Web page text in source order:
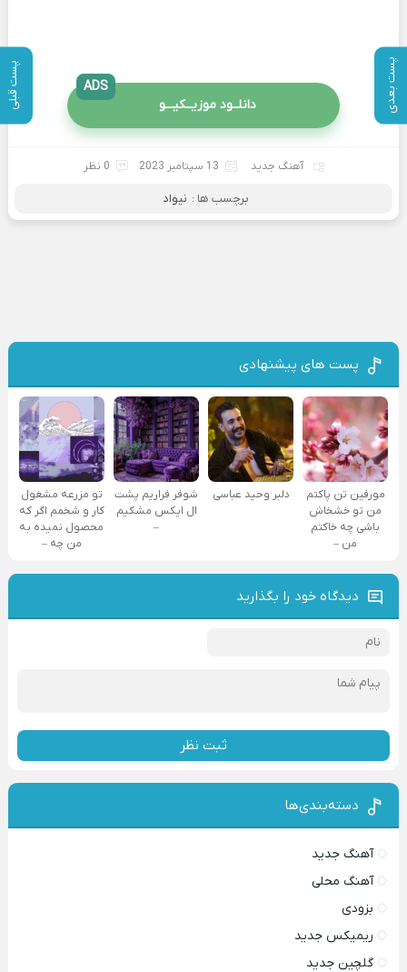
پست بعدی پست قبلی دانلــود موزیــکیـــو
ADS
آهنگ جدید 13 سپتامبر 2023 0 نظر
برچسب ها : نیواد
پست های پیشنهادی
مورفین تن پاکتم
من تو خشخاش
باشی چه خاکتم
من –
دلبر وحید عباسی
شوفر فراریم پشت
ال ایکس مشکیم
–
تو مزرعه مشغول
کار و شخمم اگر که
محصول نمیده به
من چه –
دیدگاه خود را بگذارید
ثبت نظر
دسته‌بندی‌ها
آهنگ جدید
آهنگ محلی
بزودی
ریمیکس جدید
گلچین جدید